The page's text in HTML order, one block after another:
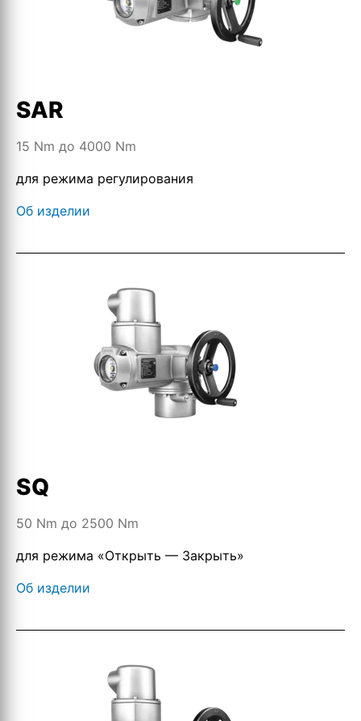
SAR
15 Nm до 4000 Nm
для режима регулирования
Об изделии
SQ
50 Nm до 2500 Nm
для режима «Открыть — Закрыть»
Об изделии